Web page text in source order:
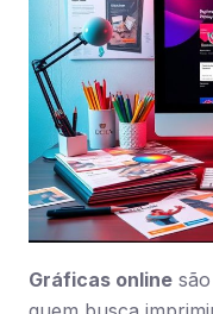
Gráficas online